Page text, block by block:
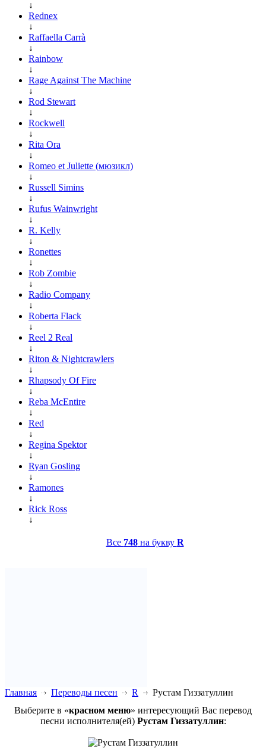
↓
Rednex
↓
Raffaella Carrà
↓
Rainbow
↓
Rage Against The Machine
↓
Rod Stewart
↓
Rockwell
↓
Rita Ora
↓
Romeo et Juliette (мюзикл)
↓
Russell Simins
↓
Rufus Wainwright
↓
R. Kelly
↓
Ronettes
↓
Rob Zombie
↓
Radio Company
↓
Roberta Flack
↓
Reel 2 Real
↓
Riton & Nightcrawlers
↓
Rhapsody Of Fire
↓
Reba McEntire
↓
Red
↓
Regina Spektor
↓
Ryan Gosling
↓
Ramones
↓
Rick Ross
↓
Все 748на букву R
Главная Переводы песен R
Рустам Гиззатуллин
Выберите в «красном меню» интересующий Вас перевод
песни исполнителя(ей) Рустам Гиззатуллин: